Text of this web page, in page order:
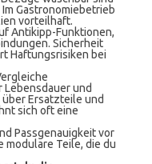
Gastronomiebetrieb
vorteilhaft.
Antikipp-Funktionen,
Sicherheit
Haftungsrisiken bei
und
Ersatzteile und
sich oft eine
Passgenauigkeit vor
modulare Teile, die du